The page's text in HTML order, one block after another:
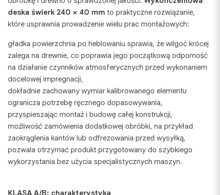
deska świerk 240 × 40 mm to praktyczne rozwiązanie,
które usprawnia prowadzenie wielu prac montażowych:
gładka powierzchnia po heblowaniu sprawia, że wilgoć krócej
zalega na drewnie, co poprawia jego początkową odporność
na działanie czynników atmosferycznych przed wykonaniem
docelowej impregnacji,
dokładnie zachowany wymiar kalibrowanego elementu
ogranicza potrzebę ręcznego dopasowywania,
przyspieszając montaż i budowę całej konstrukcji,
możliwość zamówienia dodatkowej obróbki, na przykład
zaokrąglenia kantów lub odfrezowania przed wysyłką,
pozwala otrzymać produkt przygotowany do szybkiego
wykorzystania bez użycia specjalistycznych maszyn.
KLASA A/B: charakterystyka